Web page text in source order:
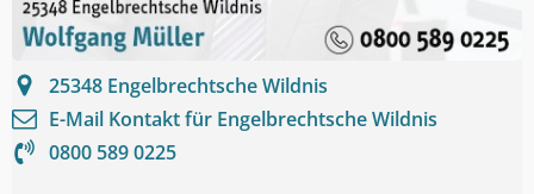
25348 Engelbrechtsche Wildnis
E-Mail Kontakt für Engelbrechtsche Wildnis
0800 589 0225